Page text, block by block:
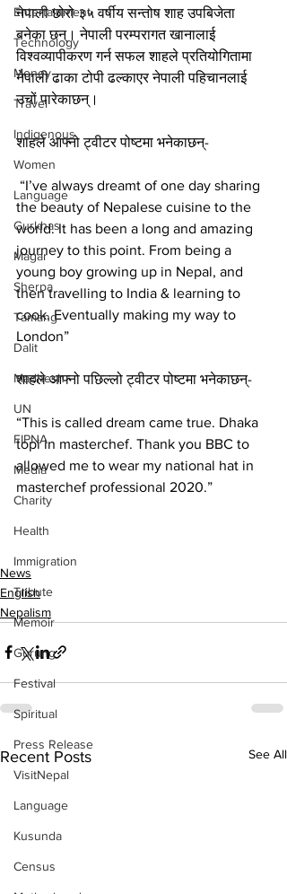
Entertainment
Technology
Money
Travel
Indigenous
Women
Language
Gurkhas
Magar
Sherpa
Tamang
Dalit
Madhesh
UN
FIPNA
Media
Charity
Health
Immigration
Tribute
Memoir
Gurung
Festival
Spiritual
Press Release
VisitNepal
Language
Kusunda
Census
नेपाली छोरो ३५ वर्षीय सन्तोष शाह उपबिजेता
बनेका छन्। नेपाली परम्परागत खानालाई
विश्वव्यापीकरण गर्न सफल शाहले प्रतियोगितामा
नेपाली ढाका टोपी ढल्काएर नेपाली पहिचानलाई
उचों पारेकाछन्।
शाहले आफ्नो ट्वीटर पोष्टमा भनेकाछन्-
the beauty of Nepalese cuisine to the
world. It has been a long and amazing
journey to this point. From being a
young boy growing up in Nepal, and
then travelling to India & learning to
cook. Eventually making my way to
London”
शाहले आफ्नो पछिल्लो ट्वीटर पोष्टमा भनेकाछन्-
“This is called dream came true. Dhaka
topi in masterchef. Thank you BBC to
allowed me to wear my national hat in
masterchef professional 2020.”
News
English
Nepalism
Recent Posts See All